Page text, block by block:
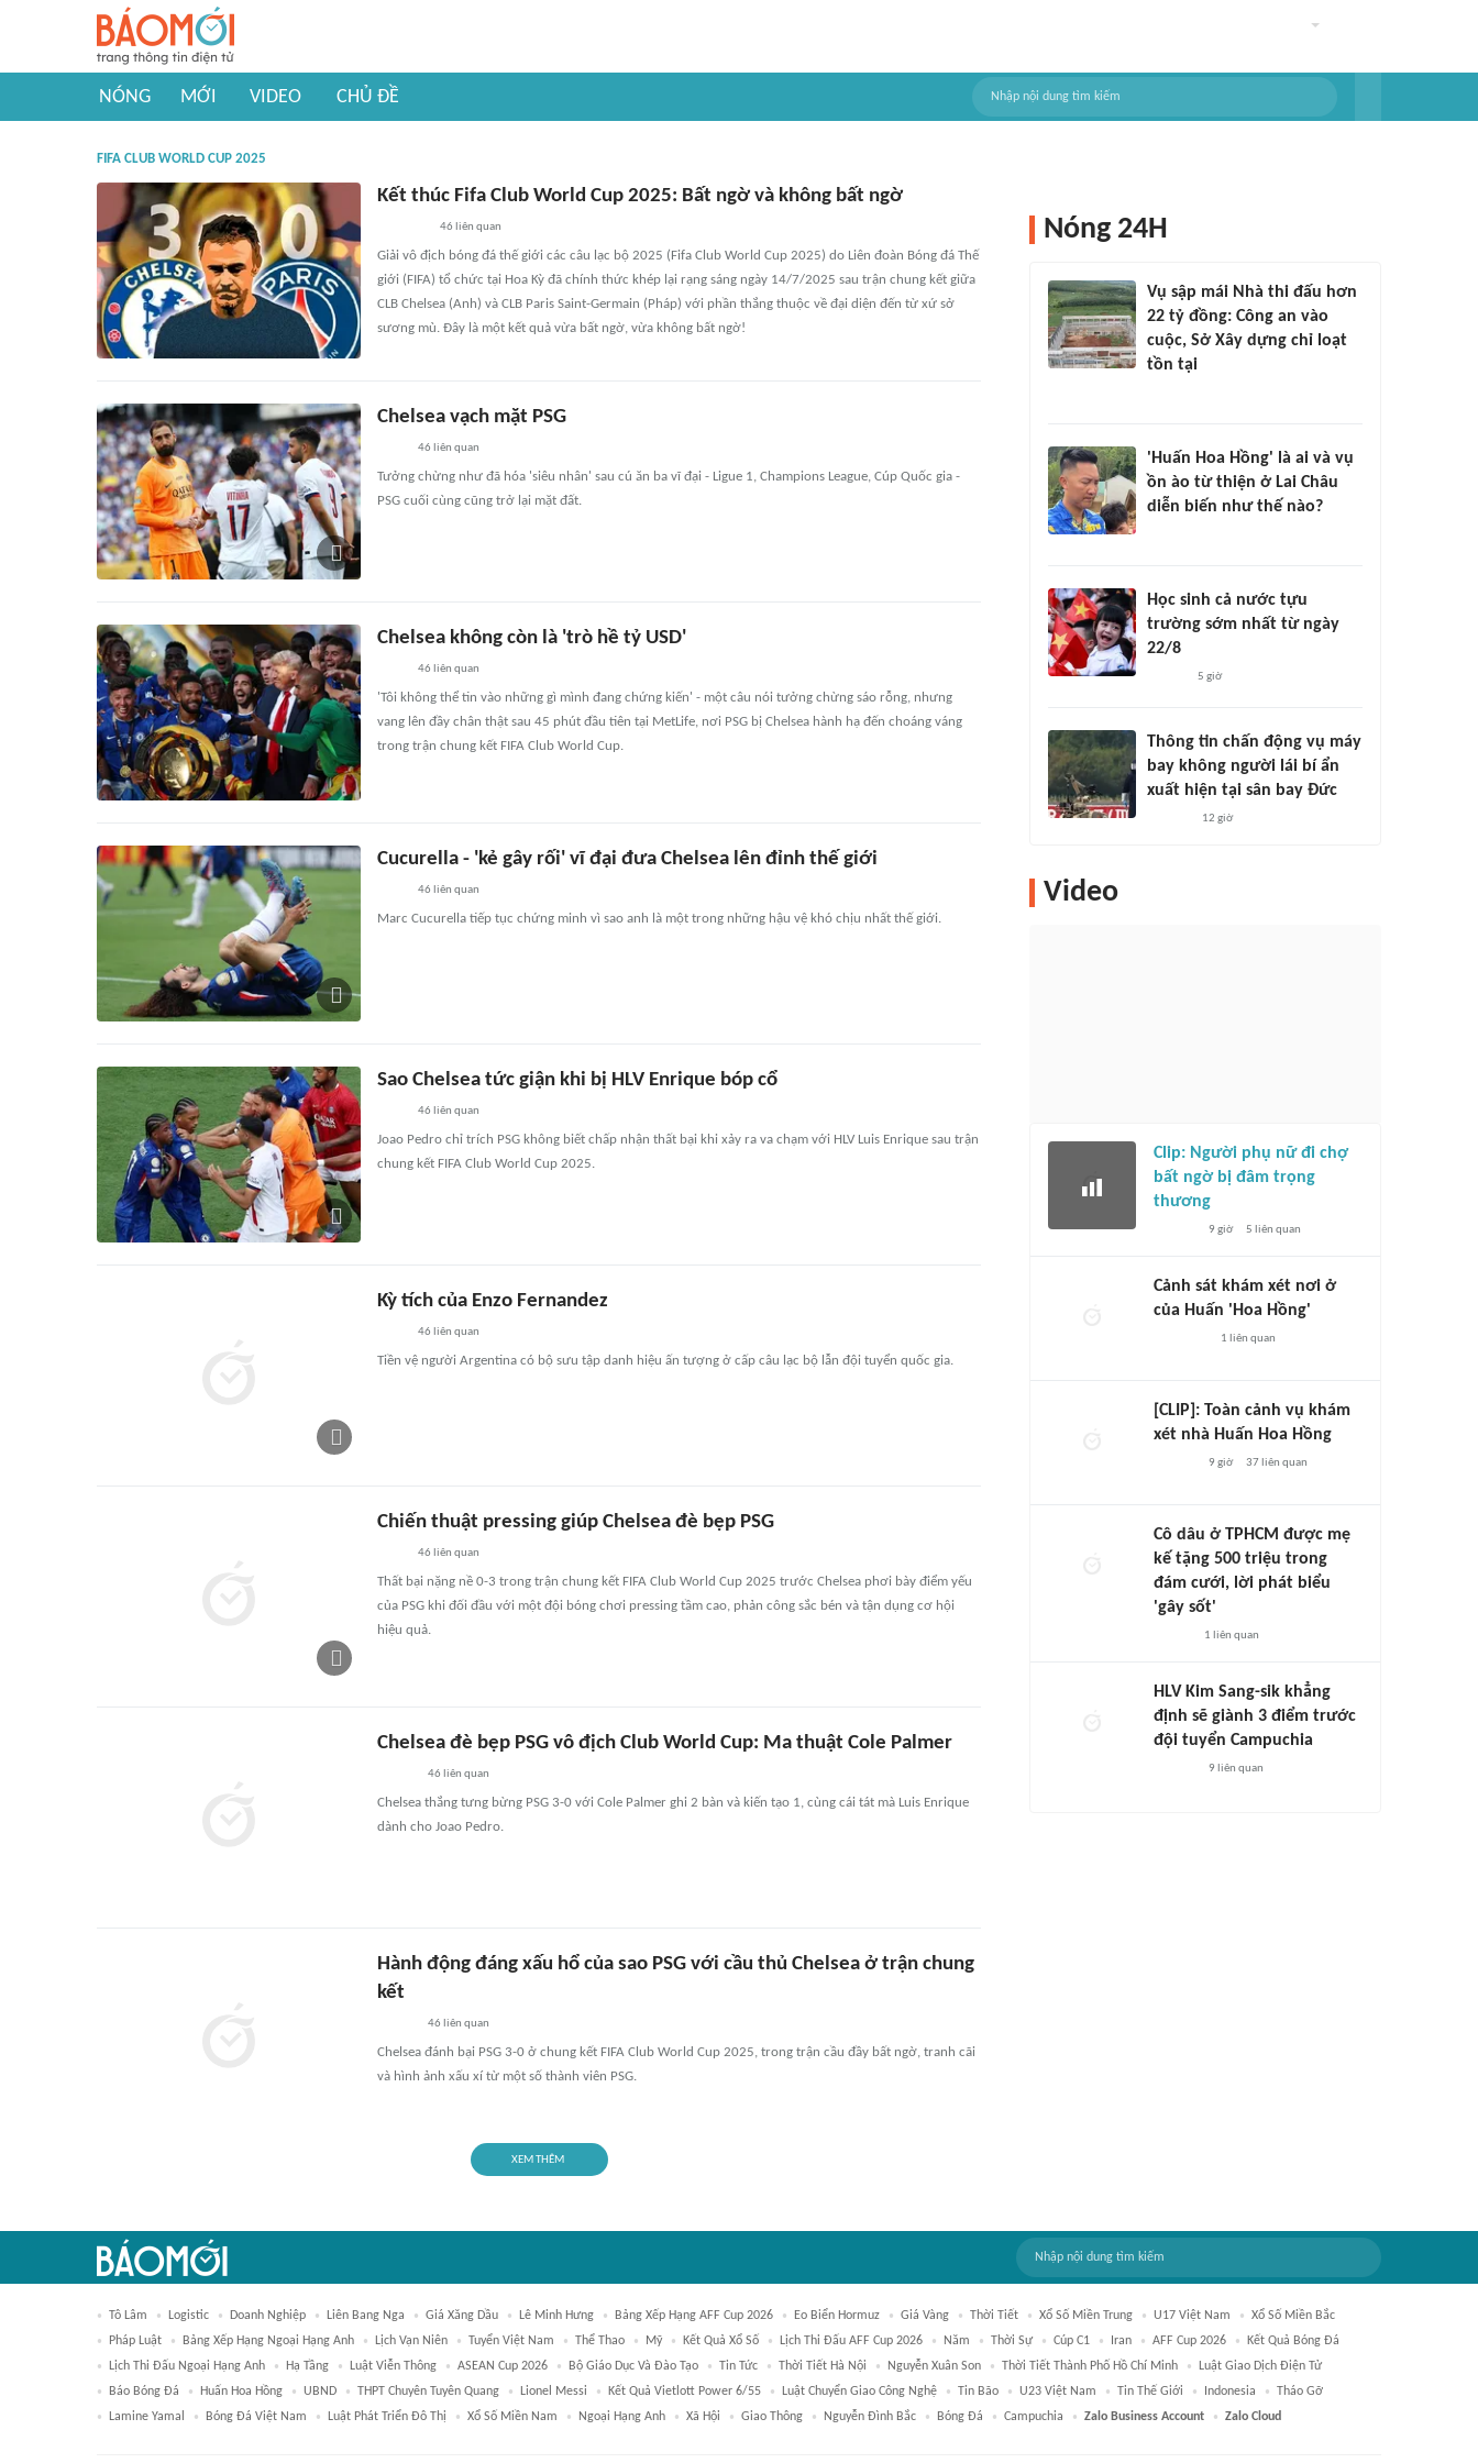
NÓNG MỚI VIDEO CHỦ ĐỀ
FIFA CLUB WORLD CUP 2025
Kết thúc Fifa Club World Cup 2025: Bất ngờ và không bất ngờ
46 liên quan
Giải vô địch bóng đá thế giới các câu lạc bộ 2025 (Fifa Club World Cup 2025) do Liên đoàn Bóng đá Thế
giới (FIFA) tổ chức tại Hoa Kỳ đã chính thức khép lại rạng sáng ngày 14/7/2025 sau trận chung kết giữa
CLB Chelsea (Anh) và CLB Paris Saint-Germain (Pháp) với phần thắng thuộc về đại diện đến từ xứ sở
sương mù. Đây là một kết quả vừa bất ngờ, vừa không bất ngờ!
Chelsea vạch mặt PSG
46 liên quan
Tưởng chừng như đã hóa 'siêu nhân' sau cú ăn ba vĩ đại - Ligue 1, Champions League, Cúp Quốc gia -
PSG cuối cùng cũng trở lại mặt đất.
Chelsea không còn là 'trò hề tỷ USD'
46 liên quan
'Tôi không thể tin vào những gì mình đang chứng kiến' - một câu nói tưởng chừng sáo rỗng, nhưng
vang lên đầy chân thật sau 45 phút đầu tiên tại MetLife, nơi PSG bị Chelsea hành hạ đến choáng váng
trong trận chung kết FIFA Club World Cup.
Cucurella - 'kẻ gây rối' vĩ đại đưa Chelsea lên đỉnh thế giới
46 liên quan
Marc Cucurella tiếp tục chứng minh vì sao anh là một trong những hậu vệ khó chịu nhất thế giới.
Sao Chelsea tức giận khi bị HLV Enrique bóp cổ
46 liên quan
Joao Pedro chỉ trích PSG không biết chấp nhận thất bại khi xảy ra va chạm với HLV Luis Enrique sau trận
chung kết FIFA Club World Cup 2025.
Kỳ tích của Enzo Fernandez
46 liên quan
Tiền vệ người Argentina có bộ sưu tập danh hiệu ấn tượng ở cấp câu lạc bộ lẫn đội tuyển quốc gia.
Chiến thuật pressing giúp Chelsea đè bẹp PSG
46 liên quan
Thất bại nặng nề 0-3 trong trận chung kết FIFA Club World Cup 2025 trước Chelsea phơi bày điểm yếu
của PSG khi đối đầu với một đội bóng chơi pressing tầm cao, phản công sắc bén và tận dụng cơ hội
hiệu quả.
Chelsea đè bẹp PSG vô địch Club World Cup: Ma thuật Cole Palmer
46 liên quan
Chelsea thắng tưng bừng PSG 3-0 với Cole Palmer ghi 2 bàn và kiến tạo 1, cùng cái tát mà Luis Enrique
dành cho Joao Pedro.
Hành động đáng xấu hổ của sao PSG với cầu thủ Chelsea ở trận chung
kết
46 liên quan
Chelsea đánh bại PSG 3-0 ở chung kết FIFA Club World Cup 2025, trong trận cầu đầy bất ngờ, tranh cãi
và hình ảnh xấu xí từ một số thành viên PSG.
XEM THÊM
Nóng 24H
Vụ sập mái Nhà thi đấu hơn
22 tỷ đồng: Công an vào
cuộc, Sở Xây dựng chỉ loạt
tồn tại
'Huấn Hoa Hồng' là ai và vụ
ồn ào từ thiện ở Lai Châu
diễn biến như thế nào?
Học sinh cả nước tựu
trường sớm nhất từ ngày
22/8
5 giờ
Thông tin chấn động vụ máy
bay không người lái bí ẩn
xuất hiện tại sân bay Đức
12 giờ
Video
Clip: Người phụ nữ đi chợ
bất ngờ bị đâm trọng
thương
9 giờ 5 liên quan
Cảnh sát khám xét nơi ở
của Huấn 'Hoa Hồng'
1 liên quan
[CLIP]: Toàn cảnh vụ khám
xét nhà Huấn Hoa Hồng
9 giờ 37liên quan
Cô dâu ở TPHCM được mẹ
kế tặng 500 triệu trong
đám cưới, lời phát biểu
'gây sốt'
1 liên quan
HLV Kim Sang-sik khẳng
định sẽ giành 3 điểm trước
đội tuyển Campuchia
9 liên quan
Tô Lâm Logistic Doanh Nghiệp Liên Bang Nga Giá Xăng Dầu Lê Minh Hưng Bảng Xếp Hạng AFF Cup 2026 Eo Biển Hormuz Giá Vàng Thời Tiết Xổ Số Miền Trung U17 Việt Nam
Xổ Số Miền Bắc
Pháp Luật
Bảng Xếp Hạng Ngoại Hạng Anh Lịch Vạn Niên Tuyển Việt Nam Thể Thao Mỹ Kết Quả Xổ Số Lịch Thi Đấu AFF Cup 2026 Năm Thời Sự Cúp C1 Iran AFF Cup 2026
Kết Quả Bóng Đá
Lịch Thi Đấu Ngoại Hạng Anh
Hạ Tầng Luật Viễn Thông ASEAN Cup 2026 Bộ Giáo Dục Và Đào Tạo Tin Tức Thời Tiết Hà Nội Nguyễn Xuân Son Thời Tiết Thành Phố Hồ Chí Minh
Luật Giao Dịch Điện Tử
Báo Bóng Đá
Huấn Hoa Hồng UBND THPT Chuyên Tuyên Quang Lionel Messi Kết Quả Vietlott Power 6/55 Luật Chuyển Giao Công Nghệ Tin Bão U23 Việt Nam Tin Thế Giới Indonesia
Tháo Gỡ
Lamine Yamal
Bóng Đá Việt Nam Luật Phát Triển Đô Thị Xổ Số Miền Nam Ngoại Hạng Anh Xã Hội Giao Thông Nguyễn Đình Bắc Bóng Đá Campuchia Zalo Business Account Zalo Cloud